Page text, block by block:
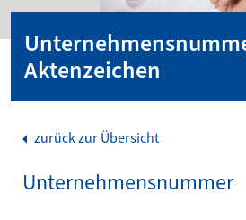
Aktenzeichen
zurück zur Übersicht
Unternehmensnummer